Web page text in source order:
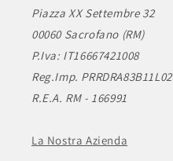
Piazza XX Settembre 32
00060 Sacrofano (RM)
P.Iva: IT16667421008
Reg.Imp.
R.E.A. RM - 166991
La Nostra Azienda